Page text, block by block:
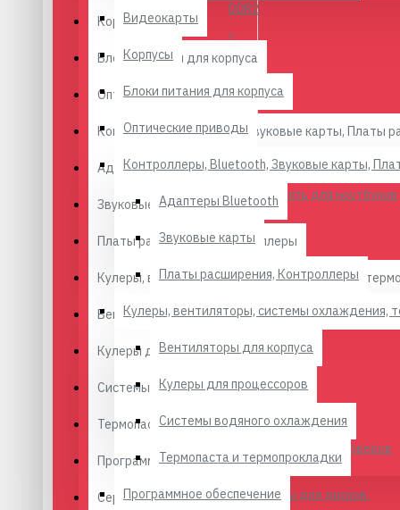
Корпусы
Блоки питания для корпуса
Оптические приводы
Контроллеры, Bluetooth, Звуковые карты, Платы
Адаптеры Bluetooth
Звуковые карты
Платы расширения, Контроллеры
Кулеры, вентиляторы, системы охлаждения,
Вентиляторы для корпуса
Кулеры для процессоров
Системы водяного охлаждения
Термопаста и термопрокладки
Программное обеспечение
Серверное оборудование
Видеокарты
Корпусы
Блоки питания для корпуса
Оптические приводы
Контроллеры, Bluetooth, Звуковые карты,
Адаптеры Bluetooth
Звуковые карты
Платы расширения, Контроллеры
Кулеры, вентиляторы, системы охлаждения,
Вентиляторы для корпуса
Кулеры для процессоров
Системы водяного охлаждения
Термопаста и термопрокладки
Программное обеспечение
DDR2
DDR3
DDR4
Оперативная память для ноутбуков
DDR3
DDR4
Оперативная память для серверов
Диски SSD и HDD. Корпусы для дисков.